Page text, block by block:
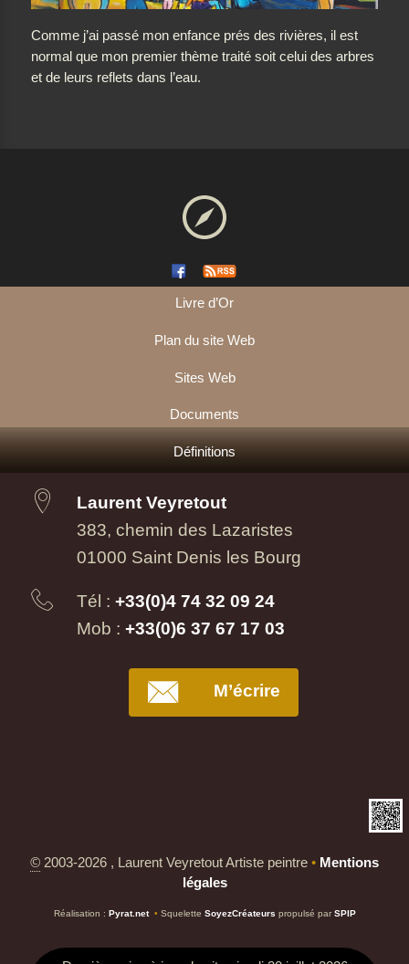
Comme j’ai passé mon enfance prés des rivières, il est
normal que mon premier thème traité soit celui des arbres
et de leurs reflets dans l’eau.
Livre d’Or
Plan du site Web
Sites Web
Documents
Définitions
Laurent Veyretout
383, chemin des Lazaristes
01000 Saint Denis les Bourg
Tél : +33(0)4 74 32 09 24
Mob : +33(0)6 37 67 17 03
M’écrire
© 2003-2026 , Laurent Veyretout Artiste peintre • Mentions
légales
Réalisation : Pyrat.net • Squelette SoyezCréateurs propulsé parSPIP